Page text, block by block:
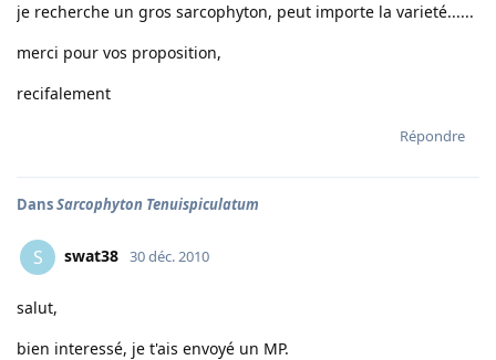
je recherche un gros sarcophyton, peut importe la varieté......
merci pour vos proposition,
recifalement
Répondre
DansSarcophyton Tenuispiculatum
S swat38 30 déc. 2010
salut,
bien interessé, je t'ais envoyé un MP.